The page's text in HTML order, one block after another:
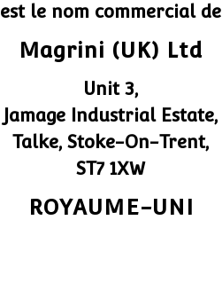
est le nom commercial de
Magrini (UK) Ltd
Unit 3,
Jamage Industrial Estate,
Talke, Stoke-On-Trent,
ST7 1XW
ROYAUME-UNI